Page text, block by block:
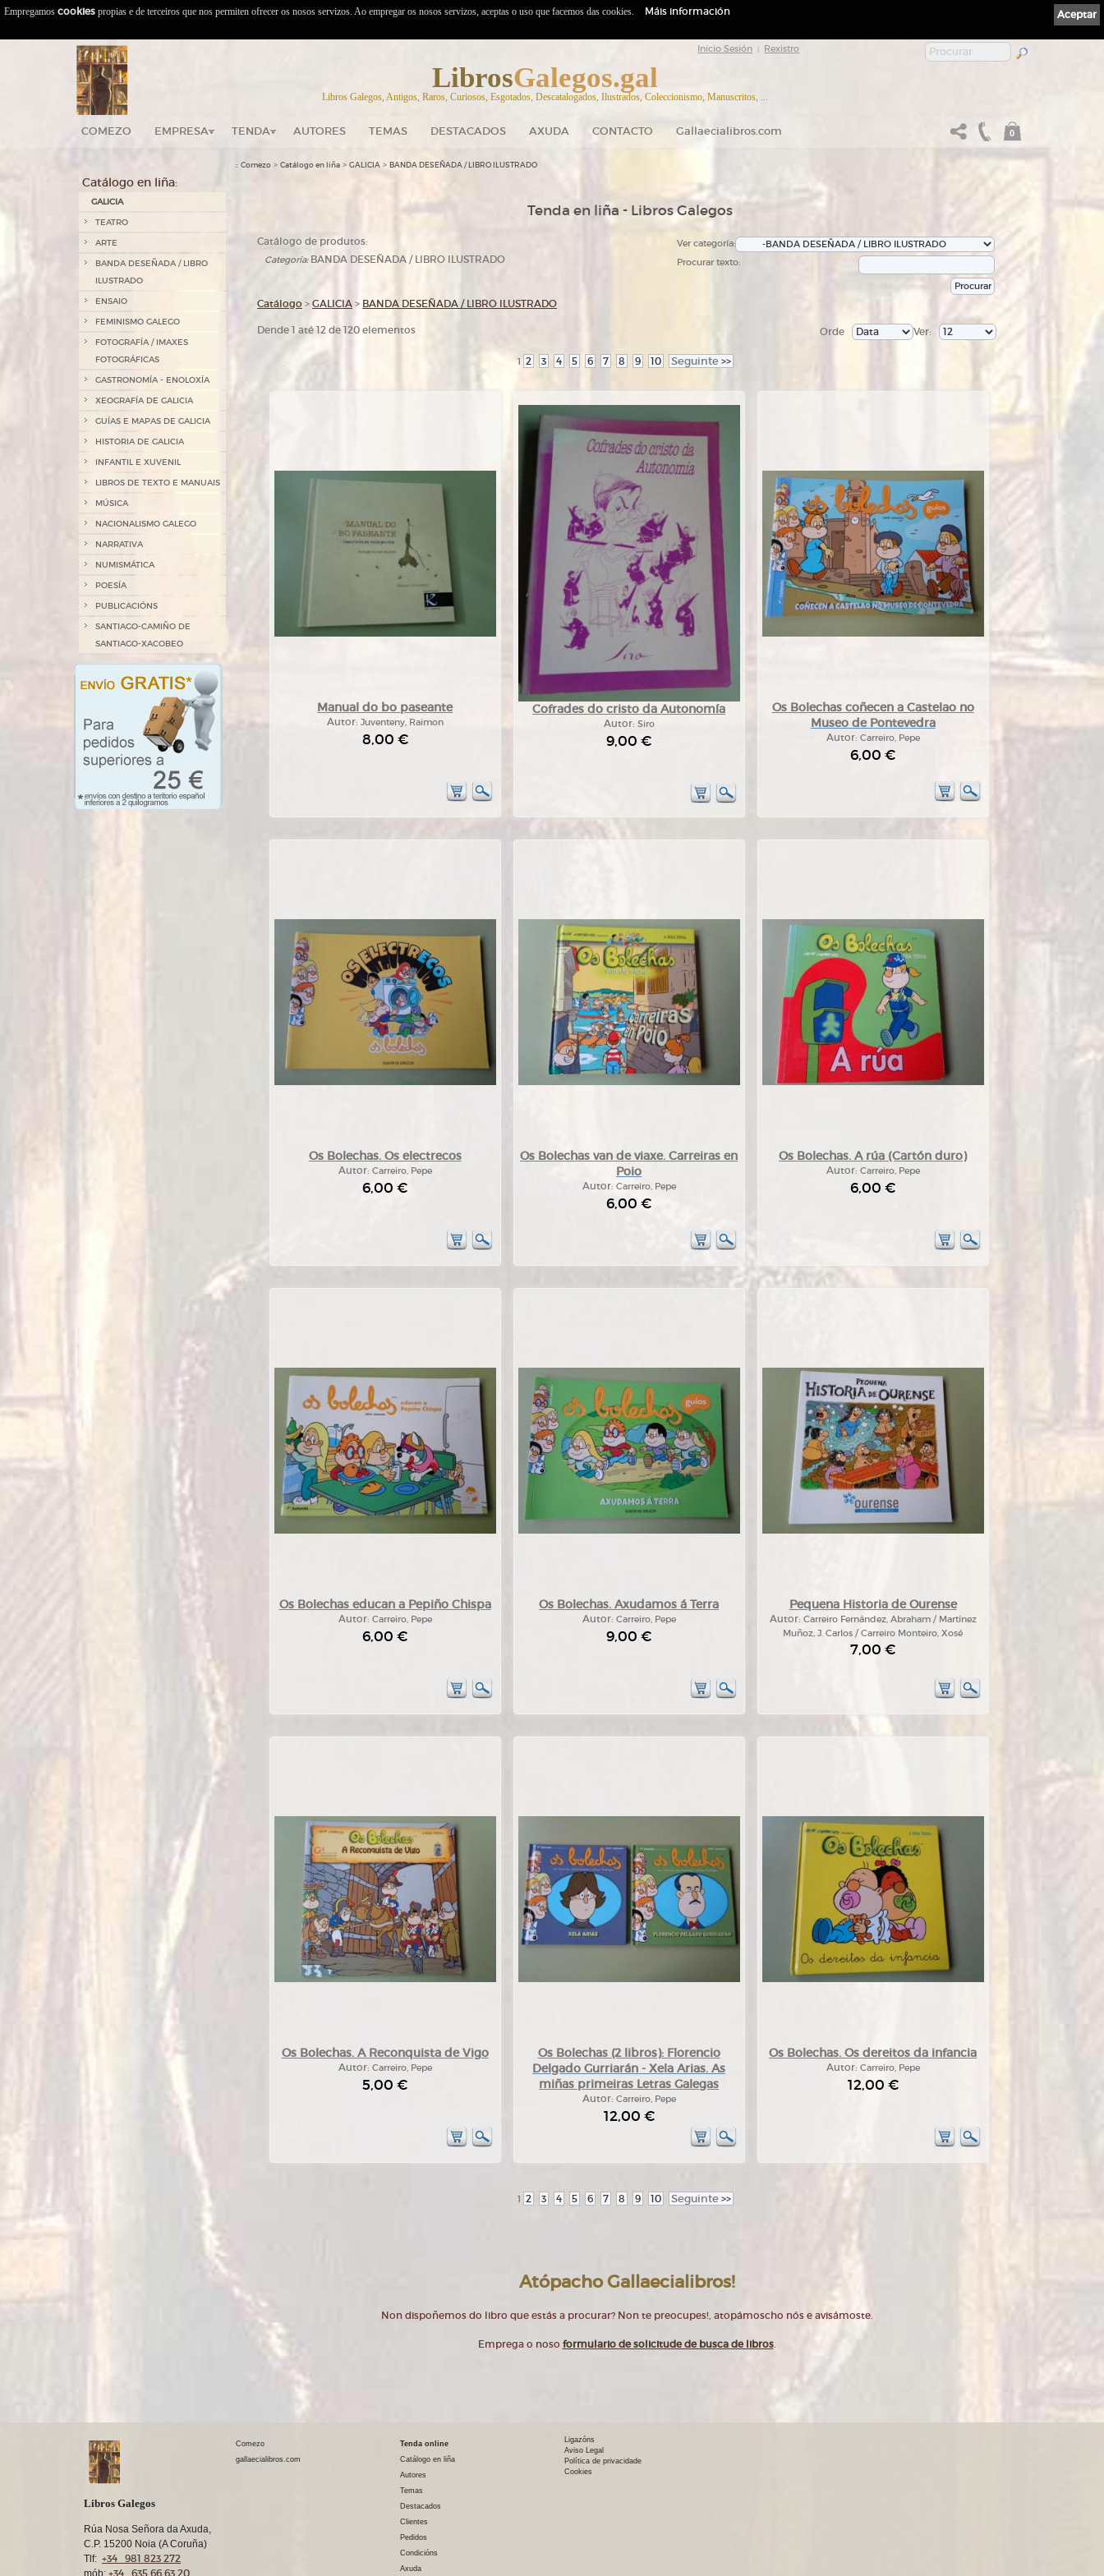
Inicio Sesión Rexistro
LibrosGalegos.gal
Libros Galegos, Antigos, Raros, Curiosos, Esgotados, Descatalogados, Ilustrados, Coleccionismo, Manuscritos, ...
COMEZO EMPRESA TENDA AUTORES TEMAS DESTACADOS AXUDA CONTACTO Gallaecialibros.com 0
Catálogo en liña:
GALICIA
TEATRO
ARTE
BANDA DESEÑADA / LIBRO
ILUSTRADO
ENSAIO
FEMINISMO GALEGO
FOTOGRAFÍA / IMAXES
FOTOGRÁFICAS
GASTRONOMÍA - ENOLOXÍA
XEOGRAFÍA DE GALICIA
GUÍAS E MAPAS DE GALICIA
HISTORIA DE GALICIA
INFANTIL E XUVENIL
LIBROS DE TEXTO E MANUAIS
MÚSICA
NACIONALISMO GALEGO
NARRATIVA
NUMISMÁTICA
POESÍA
PUBLICACIÓNS
SANTIAGO-CAMIÑO DE
SANTIAGO-XACOBEO
:: Comezo > Catálogo en liña > GALICIA > BANDA DESEÑADA / LIBRO ILUSTRADO
Tenda en liña - Libros Galegos
Catálogo de produtos:
Categoría:BANDA DESEÑADA / LIBRO ILUSTRADO
Ver categoría:
Procurar texto:
Catálogo > GALICIA > BANDA DESEÑADA / LIBRO ILUSTRADO
Dende 1 até 12 de 120 elementos Ver:
Orde
1 2 3 4 5 6 7 8 9 10 Seguinte >>
Manual do bo paseante
Autor: Juventeny, Raimon
8,00 €
Cofrades do cristo da Autonomía
Autor: Siro
9,00 €
Os Bolechas coñecen a Castelao no
Museo de Pontevedra
Autor: Carreiro, Pepe
6,00 €
Os Bolechas. Os electrecos
Autor: Carreiro, Pepe
6,00 €
Os Bolechas van de viaxe. Carreiras en
Poio
Autor: Carreiro, Pepe
6,00 €
Os Bolechas. A rúa (Cartón duro)
Autor: Carreiro, Pepe
6,00 €
Os Bolechas educan a Pepiño Chispa
Autor: Carreiro, Pepe
6,00 €
Os Bolechas. Axudamos á Terra
Autor: Carreiro, Pepe
9,00 €
Pequena Historia de Ourense
Autor: Carreiro Fernández, Abraham / Martínez
Muñoz, J. Carlos / Carreiro Monteiro, Xosé
7,00 €
Os Bolechas. A Reconquista de Vigo
Autor: Carreiro, Pepe
5,00 €
Os Bolechas (2 libros): Florencio
Delgado Gurriarán - Xela Arias. As
miñas primeiras Letras Galegas
Autor: Carreiro, Pepe
12,00 €
Os Bolechas. Os dereitos da infancia
Autor: Carreiro, Pepe
12,00 €
1 2 3 4 5 6 7 8 9 10 Seguinte >>
Atópacho Gallaecialibros!
Non dispoñemos do libro que estás a procurar? Non te preocupes!, atopámoscho nós e avisámoste.
Emprega o noso formulario de solicitude de busca de libros.
Libros Galegos
Rúa Nosa Señora da Axuda,
C.P. 15200 Noia (A Coruña)
Tlf: +34 981 823 272
mób: +34 635 66 63 20
Comezo
gallaecialibros.com
Tenda online
Catálogo en liña
Autores
Temas
Destacados
Clientes
Pedidos
Condicións
Axuda
Ligazóns
Aviso Legal
Política de privacidade
Cookies
Aceptar
Empregamos cookies propias e de terceiros que nos permiten ofrecer os nosos servizos. Ao empregar os nosos servizos, aceptas o uso que facemos das cookies. Máis información